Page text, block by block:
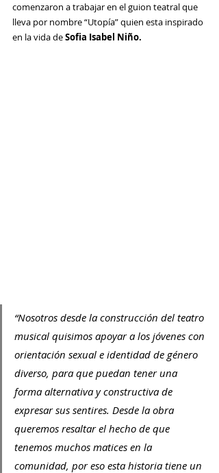
comenzaron a trabajar en el guion teatral que
lleva por nombre “Utopía” quien esta inspirado
en la vida de Sofia Isabel Niño.
“Nosotros desde la construcción del teatro
musical quisimos apoyar a los jóvenes con
orientación sexual e identidad de género
diverso, para que puedan tener una
forma alternativa y constructiva de
expresar sus sentires. Desde la obra
queremos resaltar el hecho de que
tenemos muchos matices en la
comunidad, por eso esta historia tiene un